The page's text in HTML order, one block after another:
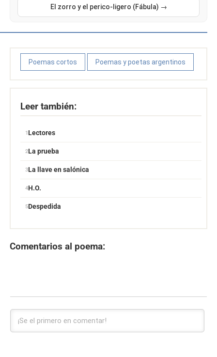
El zorro y el perico-ligero (Fábula) →
Poemas cortos Poemas y poetas argentinos
Leer también:
Lectores
La prueba
La llave en salónica
H.O.
Despedida
Comentarios al poema: